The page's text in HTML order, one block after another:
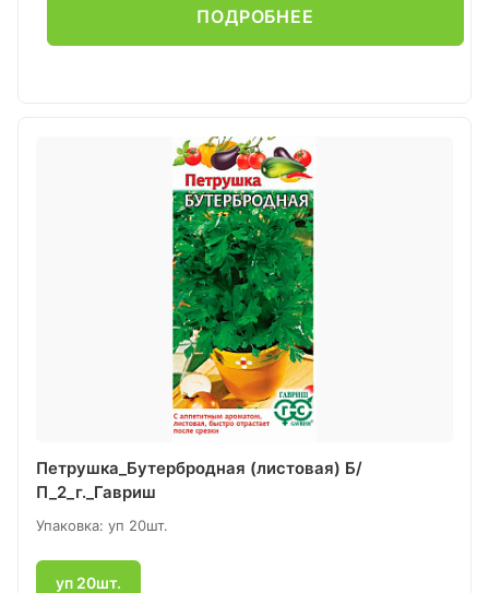
ПОДРОБНЕЕ
Петрушка_Бутербродная (листовая) Б/
П_2_г._Гавриш
Упаковка: уп 20шт.
уп 20шт.